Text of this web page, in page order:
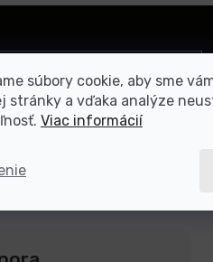
súbory cookie, aby sme
stránky a vďaka analýze
Viac informácií
ochrany osobných
sa